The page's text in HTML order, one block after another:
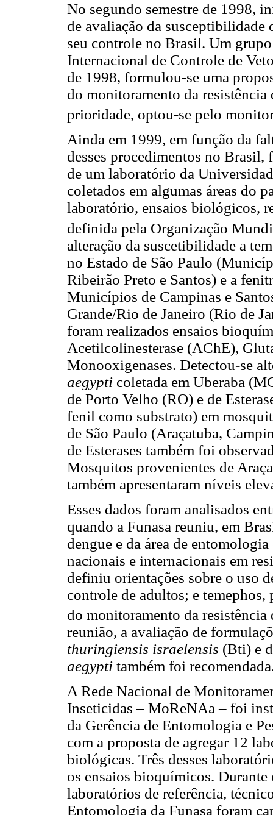
No segundo semestre de 1998,
de avaliação da susceptibilidade
seu controle no Brasil. Um
Internacional de Controle de
de 1998, formulou-se uma
do monitoramento da
prioridade, optou-se pelo
Ainda em 1999, em função da
desses procedimentos no Brasil,
de um laboratório da
coletados em algumas áreas do
laboratório, ensaios biológicos,
definida pela Organização
alteração da suscetibilidade a
no Estado de São Paulo
Ribeirão Preto e Santos) e a
Municípios de Campinas e
Grande/Rio de Janeiro (Rio de
foram realizados ensaios
Acetilcolinesterase (AChE),
Monooxigenases. Detectou-se
aegypti coletada em Uberaba
de Porto Velho (RO) e de
fenil como substrato) em
de São Paulo (Araçatuba,
de Esterases também foi
Mosquitos provenientes de
também apresentaram níveis
Esses dados foram analisados
quando a Funasa reuniu, em
dengue e da área de
nacionais e internacionais em
definiu orientações sobre o uso
controle de adultos; e temephos,
do monitoramento da
reunião, a avaliação de
thuringiensis israelensis (Bti) e
aegypti também foi
A Rede Nacional de
Inseticidas – MoReNAa – foi
da Gerência de Entomologia e
com a proposta de agregar 12
biológicas. Três desses
os ensaios bioquímicos.
laboratórios de referência,
Entomologia da Funasa foram